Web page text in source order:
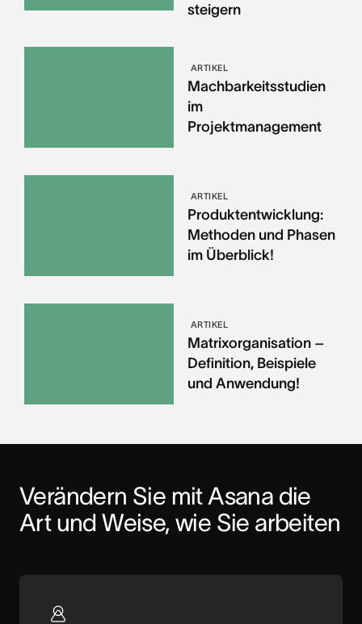
steigern
ARTIKEL
Machbarkeitsstudien
im
Projektmanagement
ARTIKEL
Produktentwicklung:
Methoden und Phasen
im Überblick!
ARTIKEL
Matrixorganisation –
Definition, Beispiele
und Anwendung!
Verändern Sie mit Asana die
Art und Weise, wie Sie arbeiten